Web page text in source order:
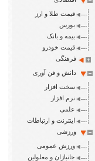
قیمت طلا و ارز
بورس
بیمه و بانک
قیمت خودرو
فرهنگی
دانش و فن آوری
سخت افزار
نرم افزار
علمی
اینترنت و ارتباطات
ورزشی
ورزش عمومی
جانبازان و معلولین